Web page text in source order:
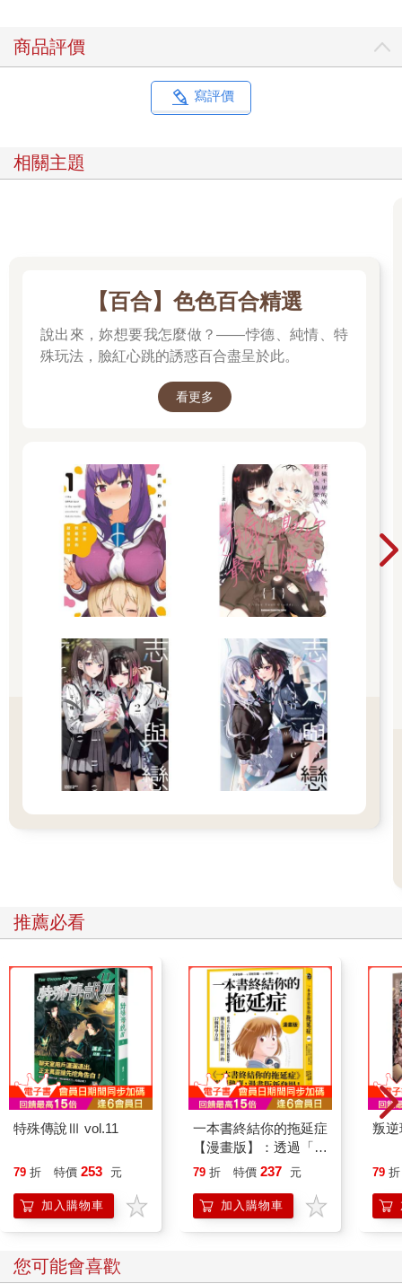
暗天已然一副志在必得的神情，為了這一刻，他恐怕還特意省下
了古書的購買費用。
就在此時，伊格尼斯插話了。
『第五席，你不能參與這次競標，難道你忘記七座協議了嗎？』
『那有什麼區別？混蛋，你的意思是這是你的助手幹的，不是你
麥亞德揚起淡淡的微笑，低語道：「這對伊格尼斯來說很棘手。
無論克洛諾斯的話是真是假，身為七座的她都很難放任這個情況
不管。」
宰煥當然也明白此刻的局勢。
就算暗天真的脫離了克洛諾斯的勢力，他仍舊是深淵的八天。而
若是八天強者獲得了三神器，便有機會擁有媲美七大神座的力
絕不是其他神祇樂見的局面。
「剩下十秒鐘！」
麥亞德開口了。
「宰煥。」
宰煥點點頭，是時候該加入戰局了。
「二十億五千萬。」
「二十億五千萬，確定無誤？」
價格一下子提高了五千萬，讓拍賣官驚訝地睜大雙眼。
「誰啊？」
「滅天。」
「滅天有那麼多托拉斯嗎？」
「不可能，這筆錢對七大神座也是一筆負擔。」
暗天皺起眉頭，彷彿在質問宰煥是否又要妨礙他。思考片刻後，
他再次出價。
「二十一億。」
「二十二億。」
以一億為單位的競標戰就此展開。
宰煥產生了一種微妙的滿足感，開始隨意喊價。
「二十九億。」
「三十一億。」
突破三十億後，暗天的喊價速度慢了下來，他果然也感受到了價
格的壓力。宰煥甚至發現對方短暫地與克洛諾斯交換了眼神，克
洛諾斯先前那副游刃有餘的態度消失無蹤，開始用他特有的森然
眼神緊盯著宰煥。
當然，不管他怎麼盯，宰煥都照樣繼續喊價。
麥亞德嘀咕道：「你真是厲害。」
「無論是偉大之土還是深淵，沒有任何存在不屈服於數字之下，
只有你依舊能這麼悠哉地喊出天文數字。甚至還是用別人的
錢。」
「我就當作是稱讚了。三十三億。」
眼看最高出價金額被刷新，暗天也跟著加價。
「三十三億五千萬。」
暗天的表情比先前更加陰沉。
正當宰煥意識到機會來了，準備再度喊價時──
商品評價
寫評價
相關主題
【百合】色色百合精選
說出來，妳想要我怎麼做？——悖德、純情、特
殊玩法，臉紅心跳的誘惑百合盡呈於此。
看更多
推薦必看
特殊傳說Ⅲ vol.11
79 折 特價 253 元
加入購物車
一本書終結你的拖延症
【漫畫版】：透過「小
行動」打開大腦的行動
「行動派」的37個科
學方法
79 折 特價 237 元
加入購物車
叛逆
79 折
您可能會喜歡